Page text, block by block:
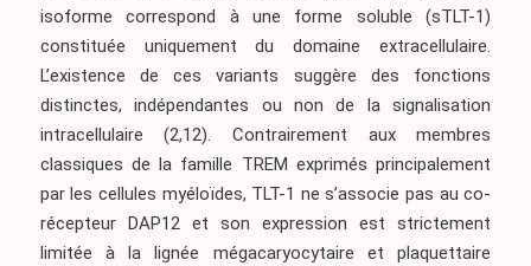
isoforme correspond à une forme soluble (sTLT-1)
constituée uniquement du domaine extracellulaire.
L’existence de ces variants suggère des fonctions
distinctes, indépendantes ou non de la signalisation
intracellulaire(2,12). Contrairement aux membres
classiques de la famille TREM exprimés principalement
par les cellules myéloïdes, TLT-1 ne s’associe pas au co-
récepteur DAP12 et son expression est strictement
limitée à la lignée mégacaryocytaire et plaquettaire